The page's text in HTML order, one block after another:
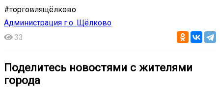
#торговлящёлково
Администрация г.о. Щёлково
33
Поделитесь новостями с жителями
города